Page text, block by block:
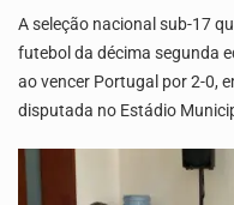
A seleção nacional sub-17
futebol da décima segunda
ao vencer Portugal por 2-0,
disputada no Estádio